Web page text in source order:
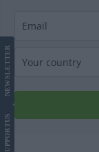
SUPPORT
US
NEWS
LETTER